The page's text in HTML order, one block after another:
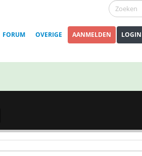
FORUM OVERIGE AANMELDEN LOGIN